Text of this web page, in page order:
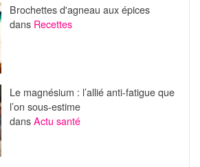
Brochettes d'agneau aux épices
dans Recettes
Le magnésium : l’allié anti-fatigue que
l’on sous-estime
dansActu santé